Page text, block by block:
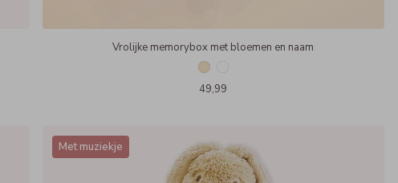
Vrolijke memorybox met bloemen en naam
49,99
Met muziekje